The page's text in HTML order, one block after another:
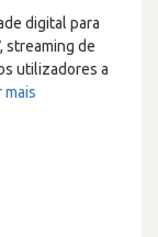
digital para
streaming de
utilizadores a
mais